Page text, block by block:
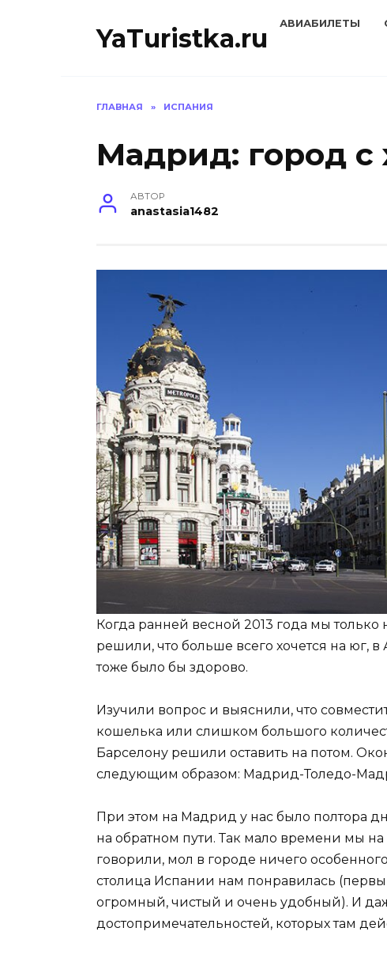
YaTuristka.ru АВИАБИЛЕТЫ
ГЛАВНАЯ » ИСПАНИЯ
Мадрид: город с
АВТОР
anastasia1482
Когда ранней весной 2013 года мы
решили, что больше всего хочется на юг,
тоже было бы здорово.
Изучили вопрос и выяснили, что
кошелька или слишком большого
Барселону решили оставить на потом.
следующим образом: Мадрид-Толедо-
При этом на Мадрид у нас было полтора
на обратном пути. Так мало времени мы на
говорили, мол в городе ничего
столица Испании нам понравилась
огромный, чистый и очень удобный). И
достопримечательностей, которых там